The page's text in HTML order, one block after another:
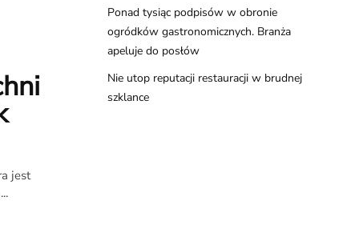
jest
Ponad tysiąc podpisów w obronie
ogródków gastronomicznych. Branża
apeluje do posłów
Nie utop reputacji restauracji w brudnej
szklance